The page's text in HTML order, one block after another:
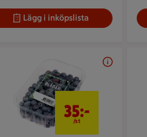
Lägg i inköpslista
35:-
/st